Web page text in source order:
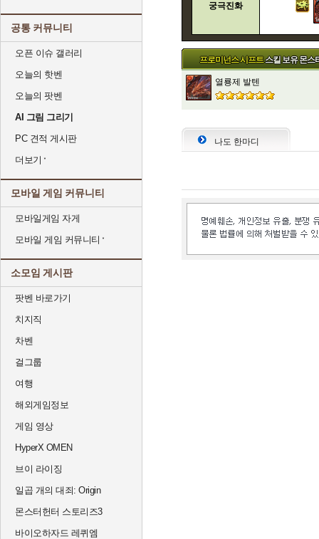
공통 커뮤니티
오픈 이슈 갤러리
오늘의 핫벤
오늘의 팟벤
AI 그림 그리기
PC 견적 게시판
더보기
모바일 게임 커뮤니티
모바일게임 자게
모바일 게임 커뮤니티
소모임 게시판
팟벤 바로가기
치지직
차벤
걸그룹
여행
해외게임정보
게임 영상
HyperX OMEN
브이 라이징
일곱 개의 대죄: Origin
몬스터헌터 스토리즈3
바이오하자드 레퀴엠
궁극진화
프로미넌스 시프트스킬 보유 몬스
열룡제 발텐
나도 한마디